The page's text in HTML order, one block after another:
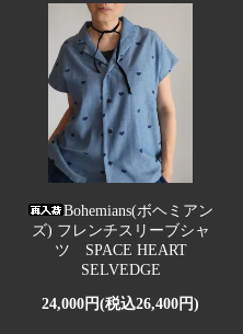
Bohemians(ボヘミアン
ズ) フレンチスリーブシャ
ツ SPACE HEART
SELVEDGE
24,000円(税込26,400円)